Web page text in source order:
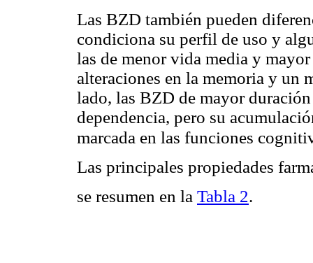
Las BZD también pueden
condiciona su perfil de uso y
las de menor vida media y
alteraciones en la memoria y un
lado, las BZD de mayor
dependencia, pero su
marcada en las funciones
Las principales propiedades
se resumen en la Tabla 2.